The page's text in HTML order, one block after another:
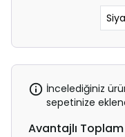
İncelediğiniz
sepetinize
Avantajlı Toplam